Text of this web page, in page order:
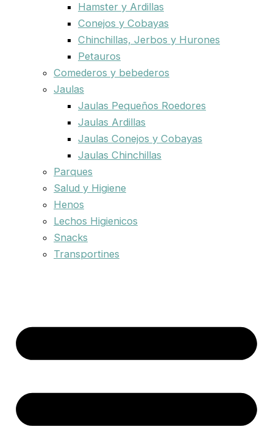
Hamster y Ardillas
Conejos y Cobayas
Chinchillas, Jerbos y Hurones
Petauros
Comederos y bebederos
Jaulas
Jaulas Pequeños Roedores
Jaulas Ardillas
Jaulas Conejos y Cobayas
Jaulas Chinchillas
Parques
Salud y Higiene
Henos
Lechos Higienicos
Snacks
Transportines